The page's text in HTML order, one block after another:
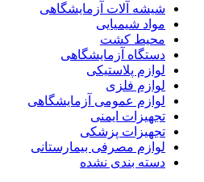
شیشه آلات آزمایشگاهی
مواد شیمیایی
محیط کشت
دستگاه آزمایشگاهی
لوازم پلاستیکی
لوازم فلزی
لوازم عمومی آزمایشگاهی
تجهیزات ایمنی
تجهیزات پزشکی
لوازم مصرفی بیمارستانی
دسته بندی نشده